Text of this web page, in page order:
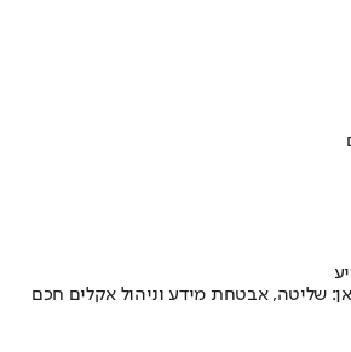
שליטה, אבטחת מידע וניהול אקלים חכם